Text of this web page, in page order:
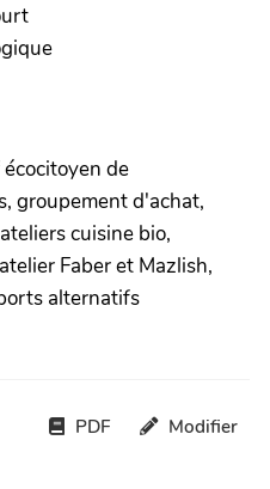
de
groupement d'achat,
cuisine bio,
Faber et Mazlish,
alternatifs
PDF Modifier